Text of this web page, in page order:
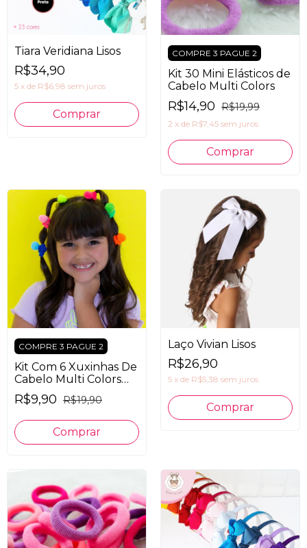
Tiara Veridiana Lisos
R$34,90
5 x de R$6,98 sem juros
Comprar
COMPRE 3 PAGUE 2
Kit 30 Mini Elásticos de
Cabelo Multi Colors
R$14,90 R$19,99
2 x de R$7,45 sem juros
COMPRE 3 PAGUE 2
Kit Com 6 Xuxinhas De
Cabelo Multi Colors
Um Pompom
R$9,90 R$19,90
Laço Vivian Lisos
R$26,90
5 x de R$5,38 sem juros
Comprar